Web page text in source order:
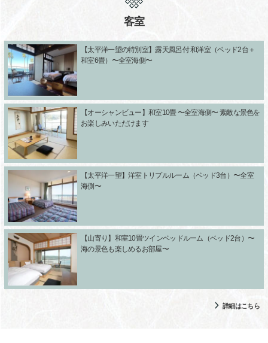
客室
【太平洋一望の特別室】露天風呂付 和洋室（ベッド2台＋
和室6畳）〜全室海側〜
【オーシャンビュー】和室10畳 〜全室海側〜 素敵な景色を
お楽しみいただけます
【太平洋一望】洋室トリプルルーム（ベッド3台）〜全室
海側〜
【山寄り】和室10畳ツインベッドルーム（ベッド2台）〜
海の景色も楽しめるお部屋〜
詳細はこちら